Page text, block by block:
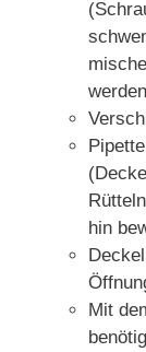
werden
hin
Mit